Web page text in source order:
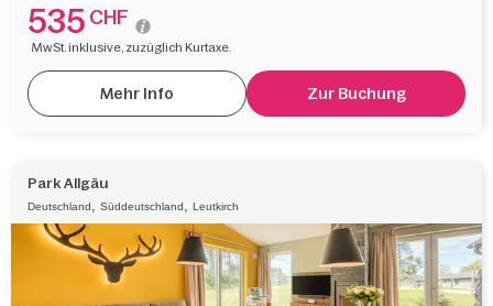
535 CHF
MwSt. inklusive, zuzüglich Kurtaxe.
Mehr Info Zur Buchung
Park Allgäu
Deutschland Süddeutschland Leutkirch